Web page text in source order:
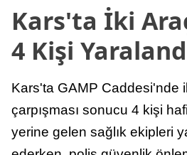
Kars'ta İki
4 Kişi
Kars'ta GAMP Caddesi'nde
çarpışması sonucu 4 kişi
yerine gelen sağlık ekipleri